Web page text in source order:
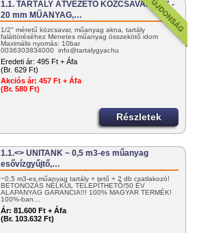
1.1. TARTÁLY ÁTVEZETŐ KÖZCSAVAR 1/2" -
20 mm MŰANYAG,…
1/2" méretű közcsavar, műanyag akna, tartály
faláttöréséhez Menetes műanyag összekötő idom
Maximális nyomás: 10bar
0036303834000 info@tartalygyar.hu
Eredeti ár: 495 Ft + Áfa
(Br. 629 Ft)
Akciós ár: 457 Ft + Áfa
(Br. 580 Ft)
Részletek
1.1.<> UNITANK ~ 0,5 m3-es műanyag
esővízgyűjtő,…
~0,5 m3-es műanyag tartály + tető + 2 db csatlakozó!
BETONOZÁS NÉLKÜL TELEPÍTHETŐ!50 ÉV
ALAPANYAG GARANCIA!!! 100% MAGYAR TERMÉK!
100%-ban…
Ár: 81.600 Ft + Áfa
(Br. 103.632 Ft)